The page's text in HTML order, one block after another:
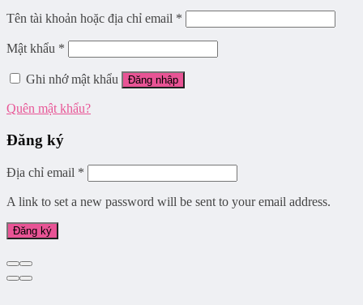
Tên tài khoản hoặc địa chỉ email *
Mật khẩu *
Ghi nhớ mật khẩu Đăng nhập
Quên mật khẩu?
Đăng ký
Địa chỉ email *
A link to set a new password will be sent to your email address.
Đăng ký